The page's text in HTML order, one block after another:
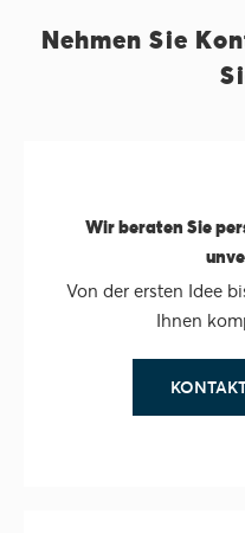
Nehmen Sie
Wir beraten Sie
Von der ersten Idee
Ihnen